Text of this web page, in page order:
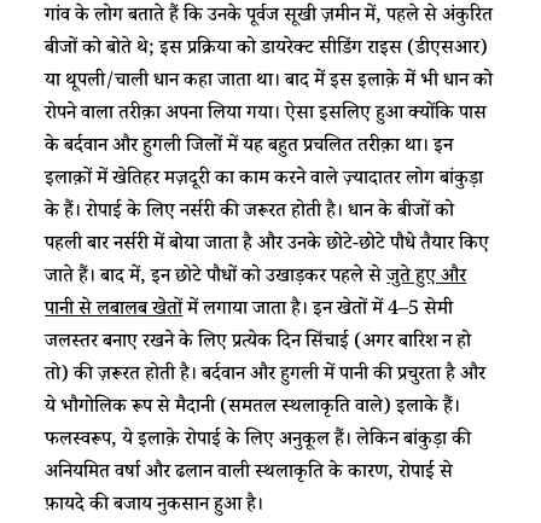
गांव के लोग बताते हैं कि उनके पूर्वज सूखी ज़मीन में, पहले से अंकुरित
बीजों को बोते थे; इस प्रक्रिया को डायरेक्ट सीडिंग राइस (डीएसआर)
या थूपली/चाली धान कहा जाता था। बाद में इस इलाक़े में भी धान को
रोपने वाला तरीक़ा अपना लिया गया। ऐसा इसलिए हुआ क्योंकि पास
के बर्दवान और हुगली जिलों में यह बहुत प्रचलित तरीक़ा था। इन
इलाक़ों में खेतिहर मज़दूरी का काम करने वाले ज़्यादातर लोग बांकुड़ा
के हैं। रोपाई के लिए नर्सरी की जरूरत होती है। धान के बीजों को
पहली बार नर्सरी में बोया जाता है और उनके छोटे-छोटे पौधे तैयार किए
जाते हैं। बाद में, इन छोटे पौधों को उखाड़कर पहले सेजुते हुए और
पानी से लबालब खेतोंमें लगाया जाता है। इन खेतों में 4–5 सेमी
जलस्तर बनाए रखने के लिए प्रत्येक दिन सिंचाई (अगर बारिश न हो
तो) की ज़रूरत होती है। बर्दवान और हुगली में पानी की प्रचुरता है और
ये भौगोलिक रूप से मैदानी (समतल स्थलाकृति वाले) इलाके हैं।
फलस्वरूप, ये इलाक़े रोपाई के लिए अनुकूल हैं। लेकिन बांकुड़ा की
अनियमित वर्षा और ढलान वाली स्थलाकृति के कारण, रोपाई से
फ़ायदे की बजाय नुकसान हुआ है।